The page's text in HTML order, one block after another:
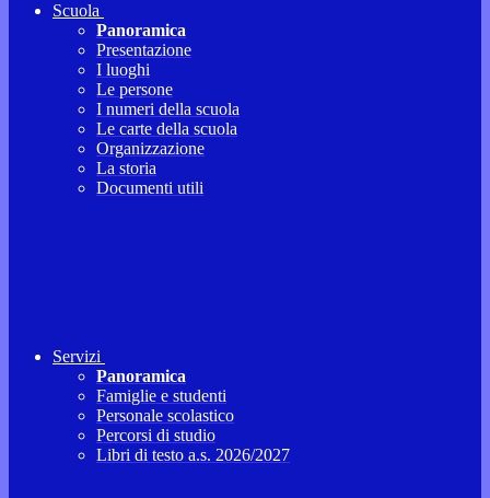
Scuola
Panoramica
Presentazione
I luoghi
Le persone
I numeri della scuola
Le carte della scuola
Organizzazione
La storia
Documenti utili
Servizi
Panoramica
Famiglie e studenti
Personale scolastico
Percorsi di studio
Libri di testo a.s. 2026/2027